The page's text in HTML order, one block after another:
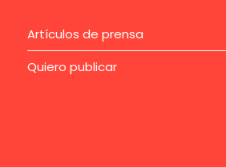
Artículos de prensa
Quiero publicar